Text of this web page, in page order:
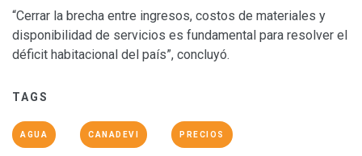
“Cerrar la brecha entre ingresos, costos de materiales y
disponibilidad de servicios es fundamental para resolver el
déficit habitacional del país”, concluyó.
TAGS
AGUA CANADEVI PRECIOS